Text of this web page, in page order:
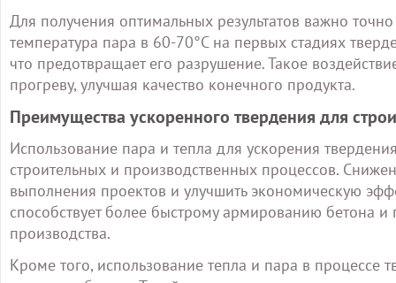
Для получения оптимальных результатов важно
температура пара в 60-70°C на первых стадиях
что предотвращает его разрушение. Такое
прогреву, улучшая качество конечного продукта.
Преимущества ускоренного твердения для
Использование пара и тепла для ускорения
строительных и производственных процессов.
выполнения проектов и улучшить экономическую
способствует более быстрому армированию бетона
производства.
Кроме того, использование тепла и пара в процессе